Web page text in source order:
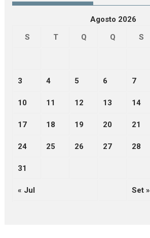
Agosto 2026
S
T Q Q S
3 4 5 6 7
10 11 12 13 14
17 18 19 20 21
24 25 26 27 28
31
« Jul Set »